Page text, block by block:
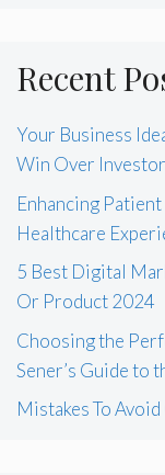
Recent
Your Business
Win Over
Enhancing
Healthcare
5 Best Digital
Or Product 2024
Choosing the
Sener’s Guide to
Mistakes To